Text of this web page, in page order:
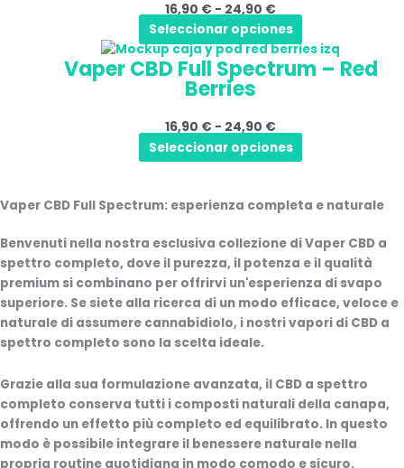
pagina
del
prodotto
16,90 € - 24,90 €16,90 €
a
24,90 €
Seleccionar opciones
varianti.
Le
opzioni
possono
essere
nella
pagina
Vaper CBD Full Spectrum – Red
Berries
16,90 € - 24,90 €
Fascia
di
a
Seleccionar opciones
Questo
prodotto
ha
varianti.
Le
essere
nella
pagina
del
prodotto
Vaper CBD Full Spectrum: esperienza completa e naturale
Benvenuti nella nostra esclusiva collezione diVaper CBD a
spettro completo, dove il purezza, il potenza e il qualità
premium si combinano per offrirvi un'esperienza di svapo
superiore. Se siete alla ricerca di un modo efficace, veloce e
naturale di assumere cannabidiolo, i nostri vapori di CBD a
spettro completo sono la scelta ideale.
Grazie alla sua formulazione avanzata, il CBD a spettro
completo conserva tutti i composti naturali della canapa,
offrendo un effetto più completo ed equilibrato. In questo
modo è possibile integrare il benessere naturale nella
propria routine quotidiana in modo comodo e sicuro.